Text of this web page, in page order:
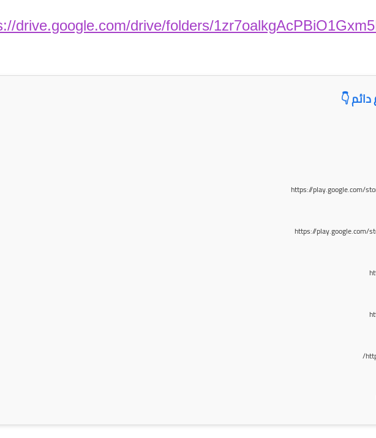
drive.google.com/drive/folders/
👇
https://play.google.com/
https://play.google.com/